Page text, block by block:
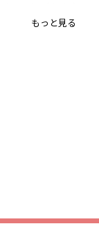
ースリーブタイプ
もっと見る